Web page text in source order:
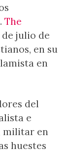
The
julio de
en su
en
del
e
militar en
huestes